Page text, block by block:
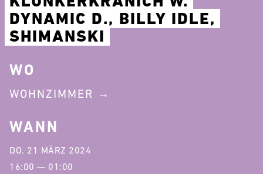
DYNAMIC D., BILLY IDLE,
SHIMANSKI
WO
WOHNZIMMER
WANN
DO. 21 MÄRZ 2024
16:00 — 01:00